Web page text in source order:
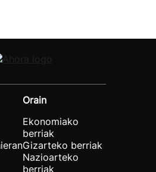
Orain
Ekonomiako
berriak
Gizarteko berriak
Nazioarteko
berriak